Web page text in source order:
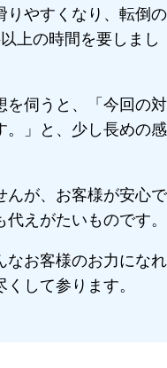
りやすくなり、転倒
上の時間を要しまし
を伺うと、「今回の
。」と、少し長めの
んが、お客様が安心で
えがたいものです。
お客様のお力にな
して参ります。